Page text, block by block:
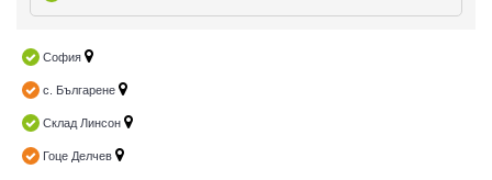
ЕКИПИРОВКА
София
с. Българене
Склад Линсон
Гоце Делчев